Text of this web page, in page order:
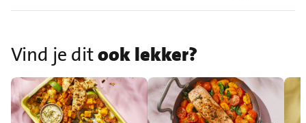
Vind je ditook lekker?